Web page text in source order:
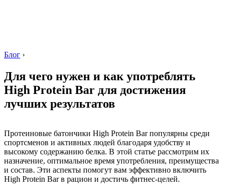
Блог ›
Для чего нужен и как употреблять
High Protein Bar для достижения
лучших результатов
Протеиновые батончики High Protein Bar популярны среди
спортсменов и активных людей благодаря удобству и
высокому содержанию белка. В этой статье рассмотрим их
назначение, оптимальное время употребления, преимущества
и состав. Эти аспекты помогут вам эффективно включить
High Protein Bar в рацион и достичь фитнес-целей.